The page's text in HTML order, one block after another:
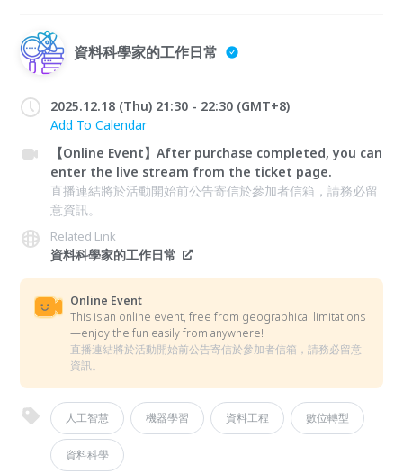
資料科學家的工作日常
2025.12.18 (Thu) 21:30 - 22:30 (GMT+8)
Add To Calendar
【Online Event】After purchase completed, you can
enter the live stream from the ticket page.
直播連結將於活動開始前公告寄信於參加者信箱，請務必留
意資訊。
Related Link
資料科學家的工作日常
Online Event
This is an online event, free from geographical limitations
—enjoy the fun easily from anywhere!
直播連結將於活動開始前公告寄信於參加者信箱，請務必留意
資訊。
人工智慧 機器學習 資料工程 數位轉型
資料科學